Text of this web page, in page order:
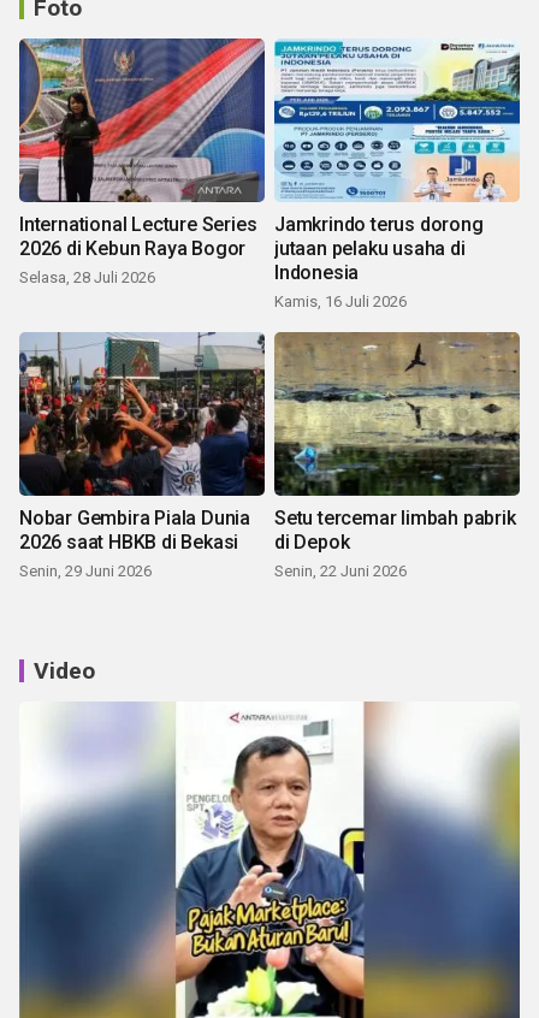
Foto
International Lecture Series
2026 di Kebun Raya Bogor
Selasa, 28 Juli 2026
Jamkrindo terus dorong
jutaan pelaku usaha di
Indonesia
Kamis, 16 Juli 2026
Nobar Gembira Piala Dunia
2026 saat HBKB di Bekasi
Senin, 29 Juni 2026
Setu tercemar limbah pabrik
di Depok
Senin, 22 Juni 2026
Video